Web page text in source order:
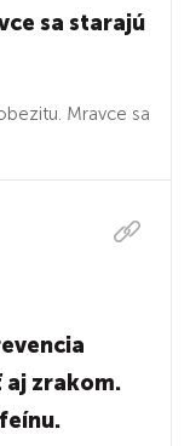
sa starajú
Mravce sa
aj zrakom.